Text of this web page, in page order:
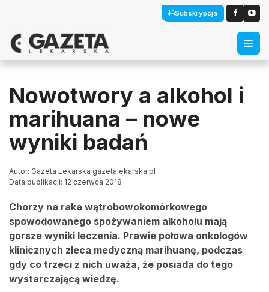
Subskrypcja
Nowotwory a alkohol i
marihuana – nowe
wyniki badań
Autor: Gazeta Lekarska gazetalekarska.pl
Data publikacji: 12 czerwca 2018
Chorzy na raka wątrobowokomórkowego
spowodowanego spożywaniem alkoholu mają
gorsze wyniki leczenia. Prawie połowa onkologów
klinicznych zleca medyczną marihuanę, podczas
gdy co trzeci z nich uważa, że posiada do tego
wystarczającą wiedzę.